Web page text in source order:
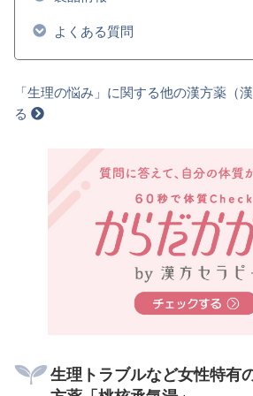
よくある質問
「生理の悩み」に関する他の漢方薬（
る
生理トラブルなど女性特有